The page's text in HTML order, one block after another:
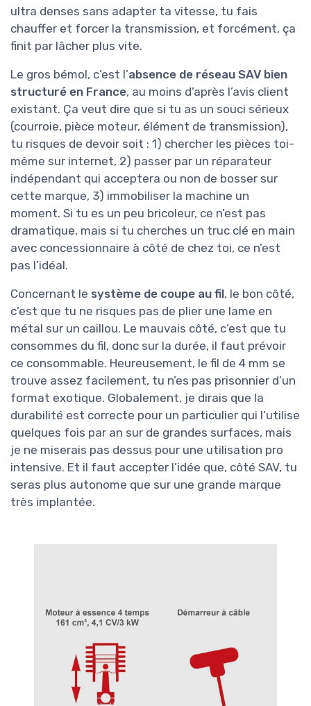
au SAV
En termes de durabilité, la première impression
est plutôt bonne :
châssis acier robuste,
moteur 4 temps classique, peu de pièces
fragiles apparentes. Après plusieurs
utilisations sur un terrain franchement pas
sympa, je n’ai pas vu de jeu anormal ni de
pièces qui se desserrent toutes seules. Les
protections sont toujours en place, les roues
ne prennent pas de jeu, et la peinture ne
s’écaille pas au premier choc. On n’est pas sur
du matériel jetable, on sent que la machine est
faite pour encaisser quelques années si on en
prend un minimum soin.
Par contre, comme souvent sur ce genre de
produit dans cette gamme de prix, la
clé, c’est
l’entretien
. Il faut penser à faire la vidange du
moteur, nettoyer ou changer le filtre à air,
vérifier la bougie, et garder un œil sur la courroie
de transmission. Le retour utilisateur Amazon
qui parle d’un "claquage courroie" montre bien
que c’est un point à surveiller. Si tu bourrines en
permanence dans des herbes ultra denses sans
adapter ta vitesse, tu fais chauffer et forcer la
transmission, et forcément, ça finit par lâcher
plus vite.
Le gros bémol, c’est l’
internet, 2) passer par un réparateur
indépendant qui acceptera ou non de bosser
sur cette marque, 3) immobiliser la machine un
moment. Si tu es un peu bricoleur, ce n’est pas
dramatique, mais si tu cherches un truc clé en
main avec concessionnaire à côté de chez toi,